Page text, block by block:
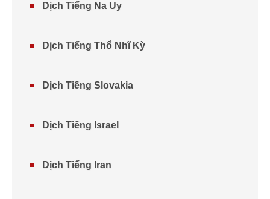
Dịch Tiếng Na Uy
Dịch Tiếng Thổ Nhĩ Kỳ
Dịch Tiếng Slovakia
Dịch Tiếng Israel
Dịch Tiếng Iran